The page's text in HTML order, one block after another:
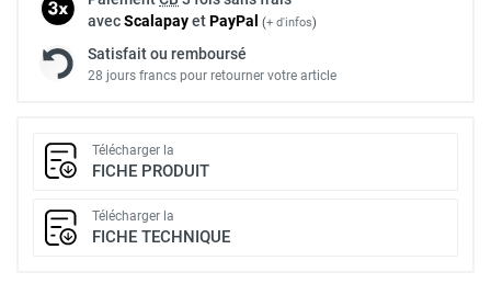
avecScalapayetPayPal (+ d'infos)
Satisfait ou remboursé
28 jours francs pour retourner votre article
Télécharger la
FICHE PRODUIT
Télécharger la
FICHE TECHNIQUE